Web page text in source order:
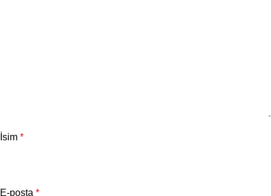
İsim *
E-posta *